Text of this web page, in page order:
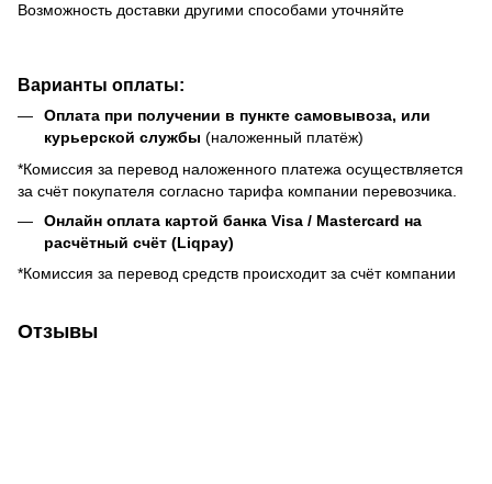
Возможность доставки другими способами уточняйте
Варианты оплаты:
Оплата при получении в пункте самовывоза, или
курьерской службы (наложенный платёж)
*Комиссия за перевод наложенного платежа осуществляется
за счёт покупателя согласно тарифа компании перевозчика.
Онлайн оплата картой банка Visa / Mastercard на
расчётный счёт (Liqpay)
*Комиссия за перевод средств происходит за счёт компании
Отзывы